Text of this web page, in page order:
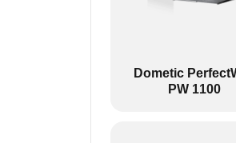
Dometic
PW 1100